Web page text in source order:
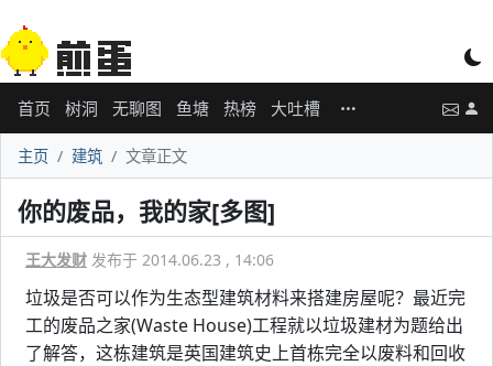
首页 树洞 无聊图 鱼塘 热榜 大吐槽
主页 建筑 文章正文
你的废品，我的家[多图]
王大发财 发布于 2014.06.23 , 14:06
垃圾是否可以作为生态型建筑材料来搭建房屋呢？最近完
工的废品之家(Waste House)工程就以垃圾建材为题给出
了解答，这栋建筑是英国建筑史上首栋完全以废料和回收